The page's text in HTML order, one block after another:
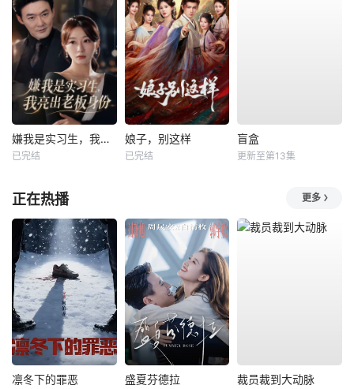
嫌我是实习生，我亮出老板身份
已完结
娘子，别这样
已完结
盲盒
更新至第13集
正在热播 更多
凛冬下的罪恶 盛夏芬德拉 裁员裁到大动脉